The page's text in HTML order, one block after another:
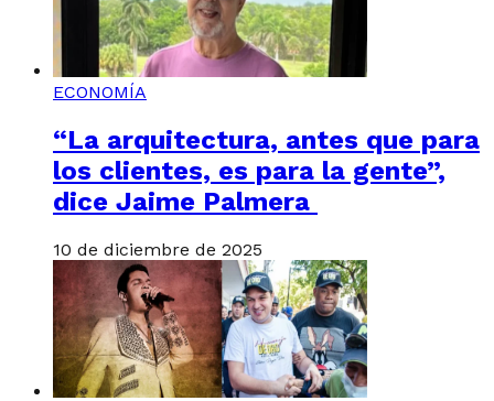
ECONOMÍA
“La arquitectura, antes que para
los clientes, es para la gente”,
dice Jaime Palmera
10 de diciembre de 2025